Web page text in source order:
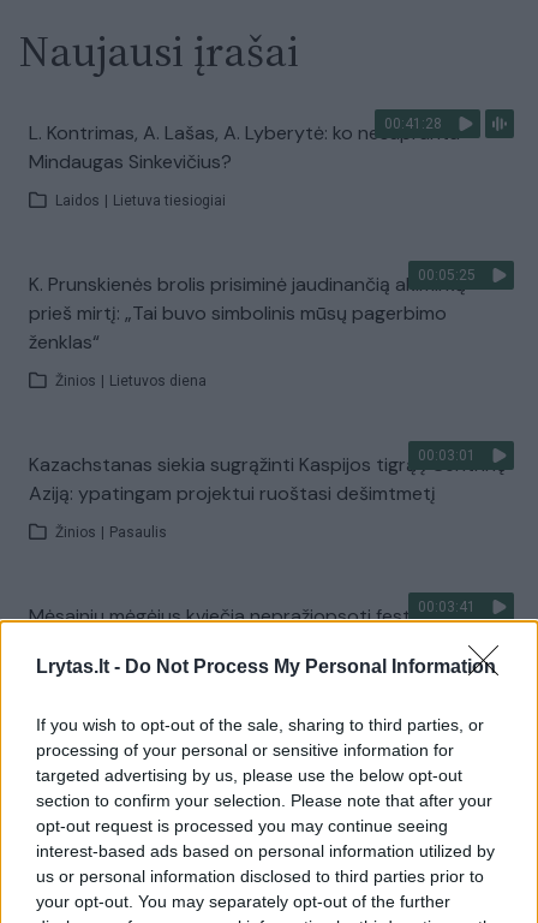
Lrytas.lt - Do Not Process My Personal Information
If you wish to opt-out of the sale, sharing to third parties, or
processing of your personal or sensitive information for
targeted advertising by us, please use the below opt-out
section to confirm your selection. Please note that after your
opt-out request is processed you may continue seeing
interest-based ads based on personal information utilized by
us or personal information disclosed to third parties prior to
your opt-out. You may separately opt-out of the further
Naujausi įrašai
00:41:28
L. Kontrimas, A. Lašas, A. Lyberytė: ko nesupranta
Mindaugas Sinkevičius?
Laidos Lietuva tiesiogiai
00:05:25
K. Prunskienės brolis prisiminė jaudinančią akimirką
prieš mirtį: „Tai buvo simbolinis mūsų pagerbimo
ženklas“
Žinios Lietuvos diena
00:03:01
Kazachstanas siekia sugrąžinti Kaspijos tigrą į Centrinę
Aziją: ypatingam projektui ruoštasi dešimtmetį
Žinios Pasaulis
00:03:41
Mėsainių mėgėjus kviečia nepražiopsoti festivalio
Visi įrašai
Žiūrimiausi įrašai